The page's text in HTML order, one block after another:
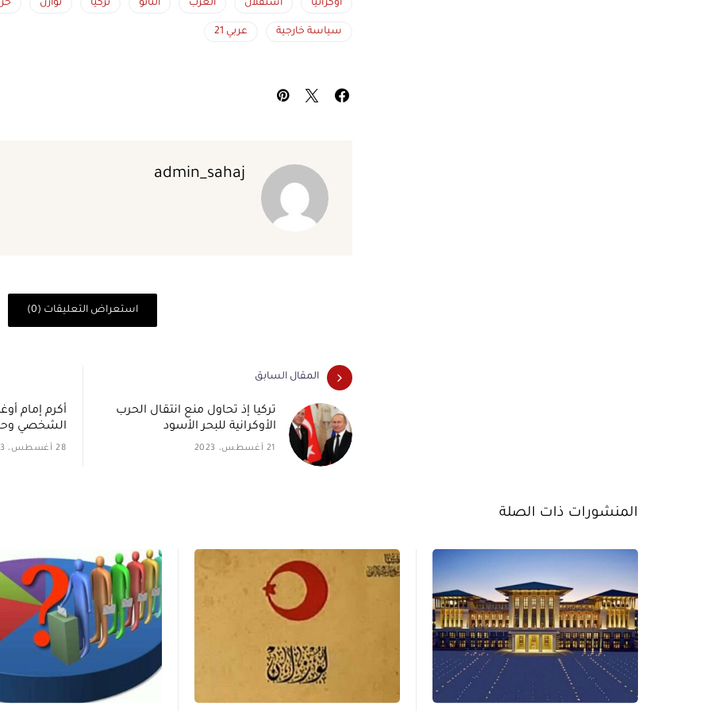
أوكرانيا استقلال الغرب الناتو تركيا توازن
سياسة خارجية عربي 21
admin_sahaj
استعراض التعليقات (0)
المقال السابق
تركيا إذ تحاول منع انتقال الحرب
الأوكرانية للبحر الأسود
21 أغسطس، 2023
أكرم إمام
الشخصي
28 أغسطس، 2023
المنشورات ذات الصلة